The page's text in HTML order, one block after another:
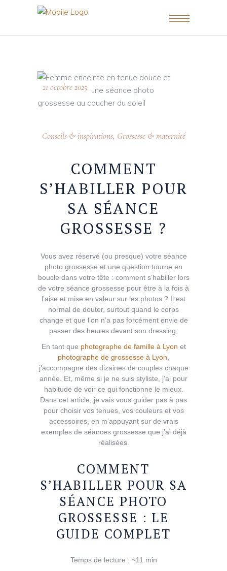
21 octobre 2025
Conseils & inspirations, Grossesse & maternité
COMMENT
S’HABILLER POUR
SA SÉANCE
GROSSESSE ?
Vous avez réservé (ou presque) votre séance
photo grossesse et une question tourne en
boucle dans votre tête : comment s’habiller lors
de votre séance grossesse pour être à la fois à
l’aise et mise en valeur sur les photos ? Il est
normal de douter, surtout quand le corps
change et que l’on n’a pas forcément envie de
passer des heures devant son dressing.
En tant que photographe de famille à Lyon et
photographe de grossesse à Lyon
j’accompagne des dizaines de couples chaque
année. Et, même si je ne suis styliste, j’ai pour
habitude de voir ce qui fonctionne le mieux.
Dans cet article, je vais vous guider pas à pas
pour choisir vos tenues, vos couleurs et vos
accessoires, en m’appuyant sur de vrais
exemples de séances grossesse que j’ai déjà
réalisées.
COMMENT
S’HABILLER POUR SA
SÉANCE PHOTO
GROSSESSE : LE
GUIDE COMPLET
Temps de lecture : ~11 min